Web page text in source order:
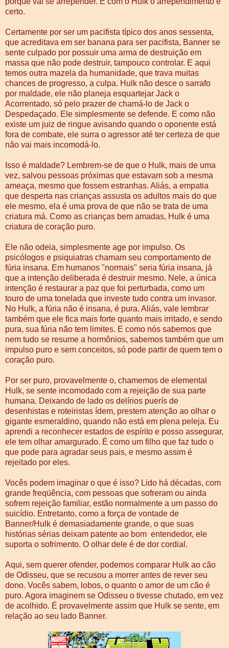
certo.
Certamente por ser um pacifista típico dos anos sessenta,
que acreditava em ser banana para ser pacifista, Banner se
sente culpado por possuir uma arma de destruição em
massa que não pode destruir, tampouco controlar. E aqui
temos outra mazela da humanidade, que trava muitas
chances de progresso, a culpa. Hulk não desce o sarrafo
por maldade, ele não planeja esquartejar Jack o
Acorrentado, só pelo prazer de chamá-lo de Jack o
Despedaçado. Ele simplesmente se defende. E como não
existe um juiz de ringue avisando quando o oponente está
fora de combate, ele surra o agressor até ter certeza de que
não vai mais incomodá-lo.
Isso é maldade? Lembrem-se de que o Hulk, mais de uma
vez, salvou pessoas próximas que estavam sob a mesma
ameaça, mesmo que fossem estranhas. Aliás, a empatia
que desperta nas crianças assusta os adultos mais do que
ele mesmo, ela é uma prova de que não se trata de uma
criatura má. Como as crianças bem amadas, Hulk é uma
criatura de coração puro.
Ele não odeia, simplesmente age por impulso. Os
psicólogos e psiquiatras chamam seu comportamento de
fúria insana. Em humanos "normais" seria fúria insana, já
que a intenção deliberada é destruir mesmo. Nele, a única
intenção é restaurar a paz que foi perturbada, como um
touro de uma tonelada que investe tudo contra um invasor.
No Hulk, a fúria não é insana, é pura. Aliás, vale lembrar
também que ele fica mais forte quanto mais irritado, e sendo
pura, sua fúria não tem limites. E como nós sabemos que
nem tudo se resume a hormônios, sabemos também que um
impulso puro e sem conceitos, só pode partir de quem tem o
coração puro.
Por ser puro, provavelmente o, chamemos de elemental
Hulk, se sente incomodado com a rejeição de sua parte
humana. Deixando de lado os delírios puerís de
desenhistas e roteiristas ídem, prestem atenção ao olhar o
gigante esmeraldino, quando não está em plena peleja. Eu
aprendi a reconhecer estados de espírito e posso assegurar,
ele tem olhar amargurado. É como um filho que faz tudo o
que pode para agradar seus pais, e mesmo assim é
rejeitado por eles.
Vocês podem imaginar o que é isso? Lido há décadas, com
grande freqüência, com pessoas que sofreram ou ainda
sofrem rejeição familiar, estão normalmente a um passo do
suicídio. Entretanto, como a força de vontade de
Banner/Hulk é demasiadamente grande, o que suas
histórias sérias deixam patente ao bom entendedor, ele
suporta o sofrimento. O olhar dele é de dor cordial.
Aqui, sem querer ofender, podemos comparar Hulk ao cão
de Odisseu, que se recusou a morrer antes de rever seu
dono. Vocês sabem, lobos, o quanto o amor de um cão é
puro. Agora imaginem se Odisseu o tivesse chutado, em vez
de acolhido. É provavelmente assim que Hulk se sente, em
relação ao seu lado Banner.